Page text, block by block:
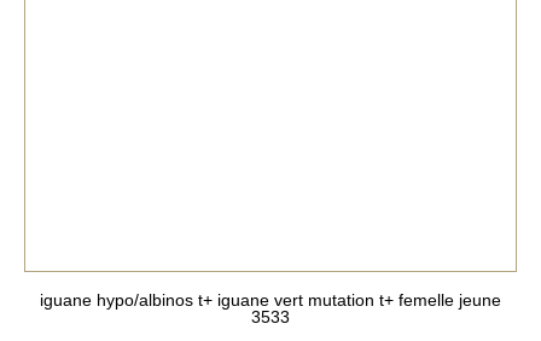
iguane hypo/albinos t+ iguane vert mutation t+ femelle jeune
3533